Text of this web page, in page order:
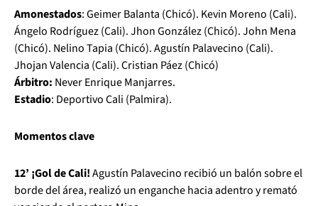
Amonestados: Geimer Balanta (Chicó). Kevin Moreno (Cali).
Ángelo Rodríguez (Cali). Jhon González (Chicó). John Mena
(Chicó). Nelino Tapia (Chicó). Agustín Palavecino (Cali).
Jhojan Valencia (Cali). Cristian Páez (Chicó)
Árbitro: Never Enrique Manjarres.
Estadio: Deportivo Cali (Palmira).
Momentos clave
12’ ¡Gol de Cali!Agustín Palavecino recibió un balón sobre el
borde del área, realizó un enganche hacia adentro y remató